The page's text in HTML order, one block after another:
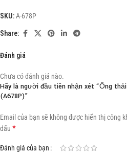
SKU:A-678P
Share:
Đánh giá
Chưa có đánh giá nào.
Hãy là người đầu tiên nhận xét “Ống
(A678P)”
Email của bạn sẽ không được hiển thị công
dấu *
Đánh giá của bạn